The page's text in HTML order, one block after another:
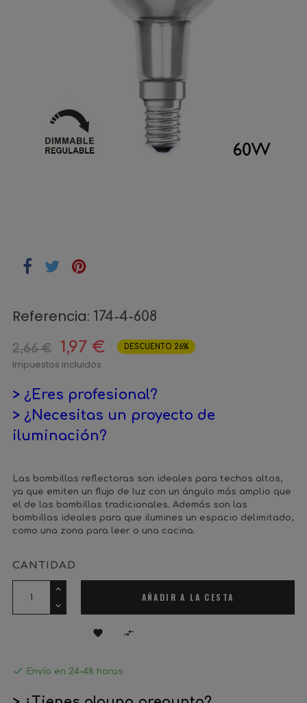
Referencia: 174-4-608
2,66 € 1,97 € DESCUENTO 26%
Impuestos incluidos
> ¿Eres profesional?
> ¿Necesitas un proyecto de
iluminación?
Las bombillas reflectoras son ideales para techos altos,
ya que emiten un flujo de luz con un ángulo más amplio que
el de las bombillas tradicionales. Además son las
bombillas ideales para que ilumines un espacio delimitado,
como una zona para leer o una cocina.
CANTIDAD
AÑADIR A LA CESTA
 
 Envío en 24-48 horas